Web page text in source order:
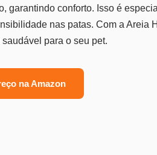
garantindo conforto. Isso é
nas patas. Com a Areia
para o seu pet.
na Amazon